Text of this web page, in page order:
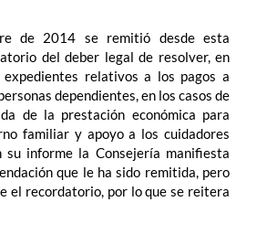
de 2014 se remitió desde esta
del deber legal de resolver, en
relativos a los pagos a
dependientes, en los casos de
de la prestación económica para
familiar y apoyo a los cuidadores
su informe la Consejería manifiesta
que le ha sido remitida, pero
el recordatorio, por lo que se reitera